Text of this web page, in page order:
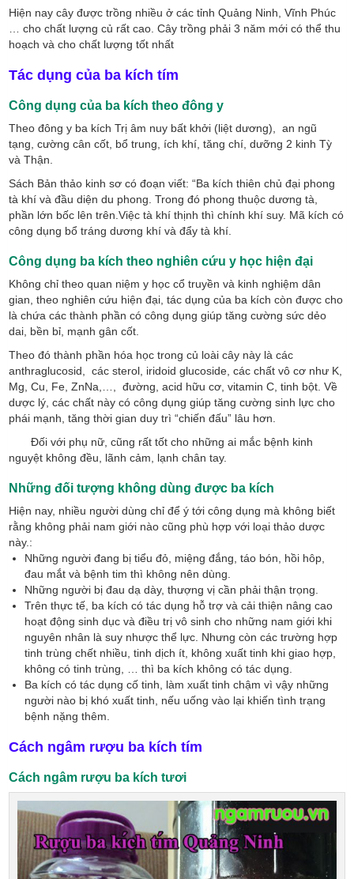
Hiện nay cây được trồng nhiều ở các tỉnh Quảng Ninh, Vĩnh Phúc
… cho chất lượng củ rất cao. Cây trồng phải 3 năm mới có thể thu
hoạch và cho chất lượng tốt nhất
Tác dụng của ba kích tím
Công dụng của ba kích theo đông y
Theo đông y ba kích Trị âm nuy bất khởi (liệt dương), an ngũ
tạng, cường cân cốt, bổ trung, ích khí, tăng chí, dưỡng 2 kinh Tỳ
và Thận.
Sách Bản thảo kinh sơ có đoạn viết: “Ba kích thiên chủ đại phong
tà khí và đầu diện du phong. Trong đó phong thuộc dương tà,
phần lớn bốc lên trên.Việc tà khí thịnh thì chính khí suy. Mã kích có
công dụng bổ tráng dương khí và đẩy tà khí.
Công dụng ba kích theo nghiên cứu y học hiện đại
Không chỉ theo quan niệm y học cổ truyền và kinh nghiệm dân
gian, theo nghiên cứu hiện đại, tác dụng của ba kích còn được cho
là chứa các thành phần có công dụng giúp tăng cường sức dẻo
dai, bền bỉ, mạnh gân cốt.
Theo đó thành phần hóa học trong củ loài cây này là các
anthraglucosid, các sterol, iridoid glucoside, các chất vô cơ như K,
Mg, Cu, Fe, ZnNa,…, đường, acid hữu cơ, vitamin C, tinh bột. Về
dược lý, các chất này có công dụng giúp tăng cường sinh lực cho
phái mạnh, tăng thời gian duy trì “chiến đấu” lâu hơn.
Đối với phụ nữ, cũng rất tốt cho những ai mắc bệnh kinh
nguyệt không đều, lãnh cảm, lạnh chân tay.
Những đối tượng không dùng được ba kích
Hiện nay, nhiều người dùng chỉ để ý tới công dụng mà không biết
rằng không phải nam giới nào cũng phù hợp với loại thảo dược
này.:
Những người đang bị tiểu đỏ, miệng đắng, táo bón, hồi hôp,
đau mắt và bệnh tim thì không nên dùng.
Những người bị đau dạ dày, thượng vị cần phải thận trọng.
Trên thực tế, ba kích có tác dụng hỗ trợ và cải thiện nâng cao
hoạt động sinh dục và điều trị vô sinh cho những nam giới khi
nguyên nhân là suy nhược thể lực. Nhưng còn các trường hợp
tinh trùng chết nhiều, tinh dịch ít, không xuất tinh khi giao hợp,
không có tinh trùng, … thì ba kích không có tác dụng.
Ba kích có tác dụng cố tinh, làm xuất tinh chậm vì vậy những
người nào bị khó xuất tinh, nếu uống vào lại khiến tình trạng
bệnh nặng thêm.
Cách ngâm rượu ba kích tím
Cách ngâm rượu ba kích tươi